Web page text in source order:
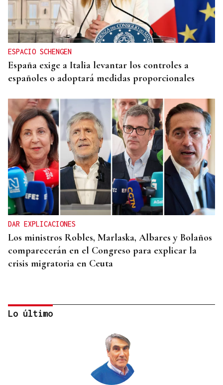
ESPACIO SCHENGEN
España exige a Italia levantar los controles a
españoles o adoptará medidas proporcionales
DAR EXPLICACIONES
Los ministros Robles, Marlaska, Albares y Bolaños
comparecerán en el Congreso para explicar la
crisis migratoria en Ceuta
Lo último